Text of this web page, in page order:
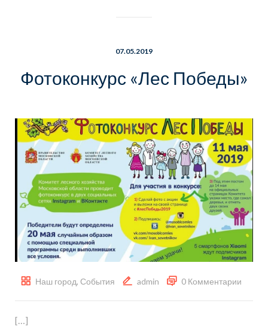
07.05.2019
Фотоконкурс «Лес Победы»
Наш город, События admin 0 Комментарии
[…]